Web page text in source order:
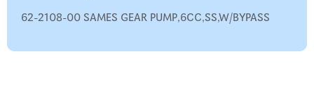
62-2108-00 SAMES GEAR PUMP,6CC,SS,W/BYPASS